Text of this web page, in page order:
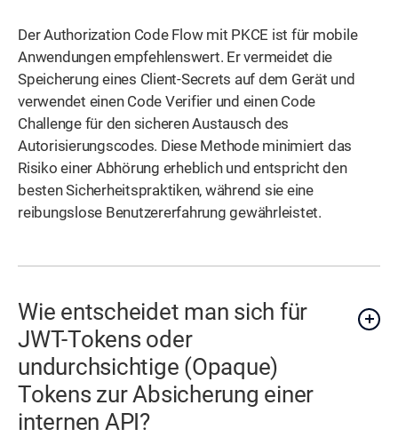
Der Authorization Code Flow mit PKCE ist für mobile
Anwendungen empfehlenswert. Er vermeidet die
Speicherung eines Client-Secrets auf dem Gerät und
verwendet einen Code Verifier und einen Code
Challenge für den sicheren Austausch des
Autorisierungscodes. Diese Methode minimiert das
Risiko einer Abhörung erheblich und entspricht den
besten Sicherheitspraktiken, während sie eine
reibungslose Benutzererfahrung gewährleistet.
Wie entscheidet man sich für
JWT-Tokens oder
undurchsichtige (Opaque)
Tokens zur Absicherung einer
internen API?